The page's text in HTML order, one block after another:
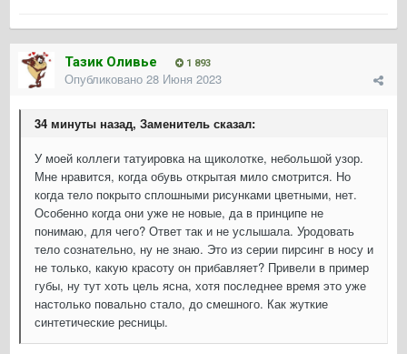
Тазик Оливье 1 893
Опубликовано 28 Июня 2023
34 минуты назад, Заменитель сказал:
У моей коллеги татуировка на щиколотке, небольшой узор.
Мне нравится, когда обувь открытая мило смотрится. Но
когда тело покрыто сплошными рисунками цветными, нет.
Особенно когда они уже не новые, да в принципе не
понимаю, для чего? Ответ так и не услышала. Уродовать
тело сознательно, ну не знаю. Это из серии пирсинг в носу и
не только, какую красоту он прибавляет? Привели в пример
губы, ну тут хоть цель ясна, хотя последнее время это уже
настолько повально стало, до смешного. Как жуткие
синтетические ресницы.